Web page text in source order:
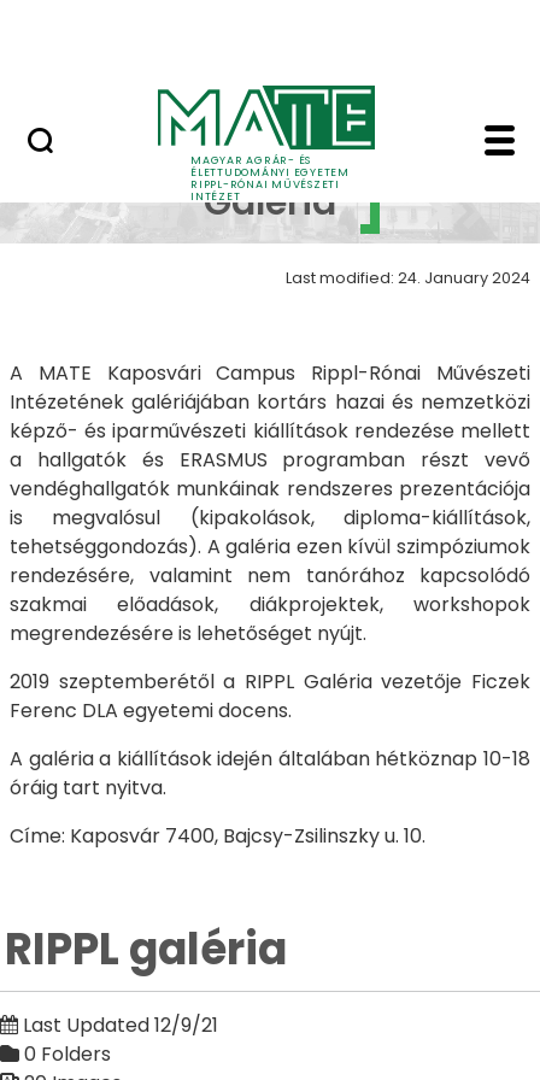
MAGYAR AGRÁR- ÉS
ÉLETTUDOMÁNYI EGYETEM
RIPPL-RÓNAI MŰVÉSZETI
INTÉZET
RIPPL galéria -
RIPPL
Galéria
Last modified: 24. January 2024
A MATE Kaposvári Campus Rippl-Rónai Művészeti
Intézetének galériájában kortárs hazai és nemzetközi
képző- és iparművészeti kiállítások rendezése mellett
a hallgatók és ERASMUS programban részt vevő
vendéghallgatók munkáinak rendszeres prezentációja
is megvalósul (kipakolások, diploma-kiállítások,
tehetséggondozás). A galéria ezen kívül szimpóziumok
rendezésére, valamint nem tanórához kapcsolódó
szakmai előadások, diákprojektek, workshopok
megrendezésére is lehetőséget nyújt.
2019 szeptemberétől a RIPPL Galéria vezetője Ficzek
Ferenc DLA egyetemi docens.
A galéria a kiállítások idején általában hétköznap 10-18
óráig tart nyitva.
Címe: Kaposvár 7400, Bajcsy-Zsilinszky u. 10.
RIPPL galéria
Last Updated 12/9/21
0 Folders